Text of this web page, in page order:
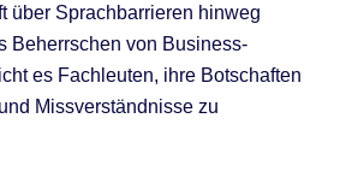
über Sprachbarrieren hinweg
Beherrschen von Business-
es Fachleuten, ihre Botschaften
Missverständnisse zu